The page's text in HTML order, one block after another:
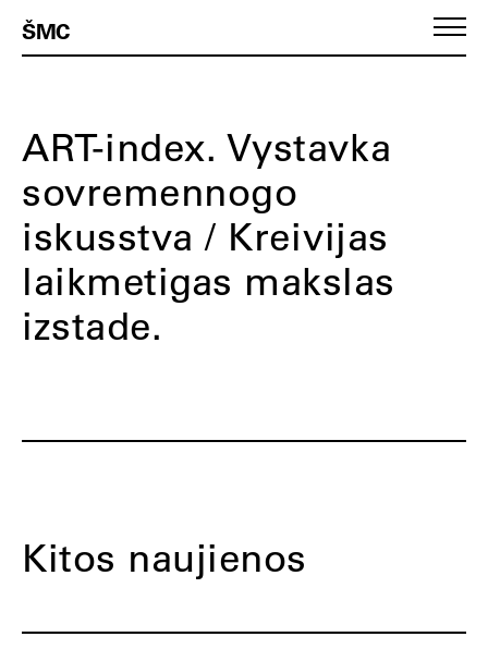
ŠMC
ART-index. Vystavka
sovremennogo
iskusstva / Kreivijas
laikmetigas makslas
izstade.
Kitos naujienos